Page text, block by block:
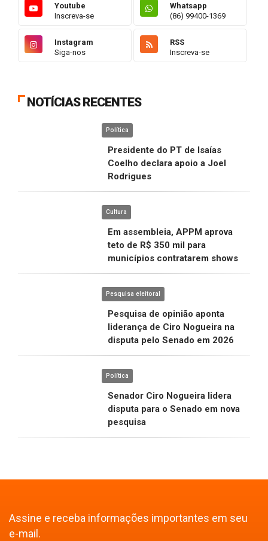
Youtube
Inscreva-se
Whatsapp
(86) 99400-1369
Instagram
Siga-nos
RSS
Inscreva-se
NOTÍCIAS RECENTES
Política
Presidente do PT de Isaías
Coelho declara apoio a Joel
Rodrigues
Cultura
Em assembleia, APPM aprova
teto de R$ 350 mil para
municípios contratarem shows
Pesquisa eleitoral
Pesquisa de opinião aponta
liderança de Ciro Nogueira na
disputa pelo Senado em 2026
Política
Senador Ciro Nogueira lidera
disputa para o Senado em nova
pesquisa
Assine e receba informações importantes em seu
e-mail.